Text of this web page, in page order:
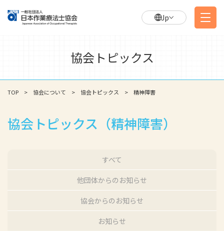
Jp
協会トピックス
TOP 協会について 協会トピックス 精神障害
協会トピックス（精神障害）
すべて
他団体からのお知らせ
協会からのお知らせ
お知らせ